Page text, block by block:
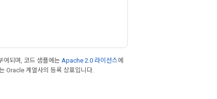
여되며, 코드 샘플에는 Apache 2.0 라이선스에
Oracle 계열사의 등록 상표입니다.